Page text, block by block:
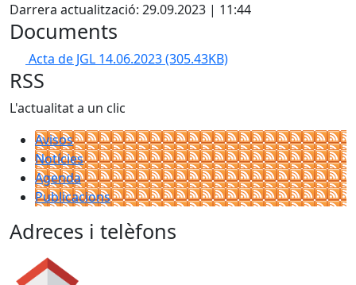
Darrera actualització: 29.09.2023 | 11:44
Documents
Acta de JGL 14.06.2023(305.43KB)
RSS
L'actualitat a un clic
Avisos
Notícies
Agenda
Publicacions
Adreces i telèfons